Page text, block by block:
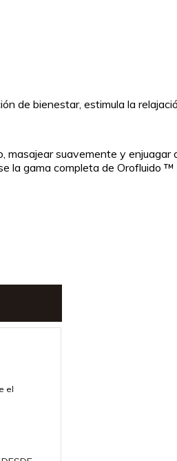
de bienestar, estimula la
masajear suavemente y enjuagar
la gama completa de Orofluido
el